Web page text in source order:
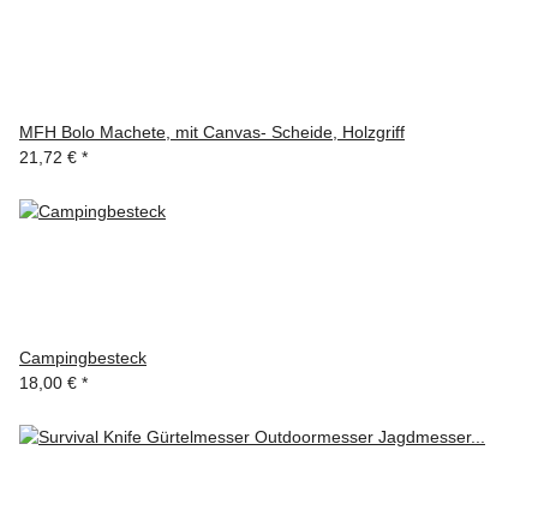
MFH Bolo Machete, mit Canvas- Scheide, Holzgriff
21,72 € *
Campingbesteck
18,00 € *